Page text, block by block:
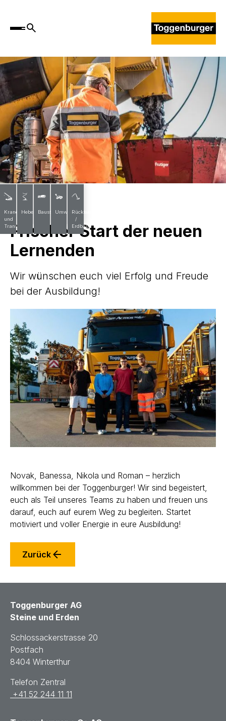
Krane
und
Transporte
Hebebühnen
BaustoffeUmwelttechnik
Rückbau
/
Erdbau
Frischer Start der neuen
Lernenden
Wir wünschen euch viel Erfolg und Freude
bei der Ausbildung!
Novak, Banessa, Nikola und Roman – herzlich
willkommen bei der Toggenburger! Wir sind begeistert,
euch als Teil unseres Teams zu haben und freuen uns
darauf, euch auf eurem Weg zu begleiten. Startet
motiviert und voller Energie in eure Ausbildung!
Zurück
Toggenburger AG
Steine und Erden
Schlossackerstrasse 20
Postfach
8404 Winterthur
Telefon Zentral
+41 52 244 11 11